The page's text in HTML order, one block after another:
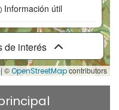
de interés
Información útil
| ©OpenStreetMapcontributors